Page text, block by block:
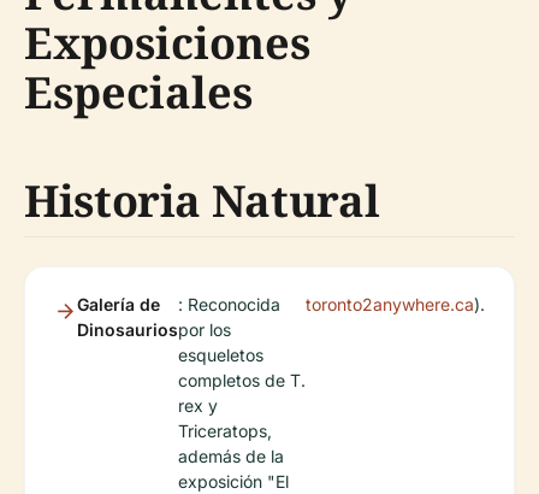
Exposiciones
Especiales
Historia Natural
Galería de
Dinosaurios
: Reconocida
por los
esqueletos
completos de T.
rex y
Triceratops,
además de la
exposición "El
toronto2anywhere.ca).